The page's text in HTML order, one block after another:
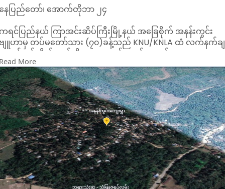
ေပြည်တော်၊ အောက်တိုဘာ ၂၄
ရင်ပြည်နယ် ကြာအင်းဆိပ်ကြီးမြို့နယ် အခြေစိုက် အနန်းကွင်း
ျူဟာမှ တပ်မတော်သား (၇၀)ခန့်သည် KNU/KNLA ထံ လက်နက်ချ
လင်းဝင်လိုက်သည်ဆိုသော သတင်းသည် သတင်းအမှားသာ
ြစ်ကြောင်း မြေပြင်သတင်းများ အရ သိရသည်။
ရားသုံးဆူ-သံဖြူဇရပ် ကားလမ်းမပေါ်ရှိ တပ်မတော် အနန်းကွင်း
ျူဟာကုန်းနှင့် လွတ်ရှမ်းစခန်းတို့ကို ပြီးခဲ့သည့် ဩဂုတ်လမှ စတင်
ာ KNU/KNLA ပူးပေါင်းအဖွဲ့ဝင်များမှ တိုက်ခိုက်နေခြင်းဖြစ်သည်။
ခြုံရေးတပ်ဖွဲ့ဝင်များအနေဖြင့် ပြီးခဲ့သည့် စက်တင်ဘာလ
၁၂)ရက်တွင် လွတ်ရှန်းစခန်းမှ ဆုတ်ခွါ ပေးလိုက်ရသော်လည်း
နန်းကွင်း ဗျူဟာကုန်း မကျရေးအတွက် ကြံ့ကြံ့ခံကာ ခုခံတိုက်ခို
ေဆဲဖြစ်သည်။
ပ်မတော်မှလည်း အနန်းကွင်းဗျူဟာမကျရေးအတွက်မြေပြင်
More